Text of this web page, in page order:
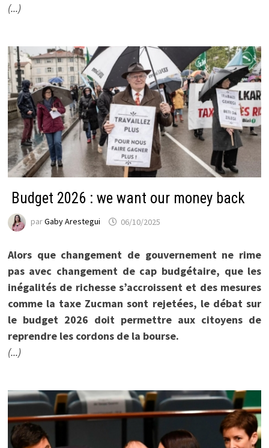
(...)
Budget 2026 : we want our money back
parGaby Arestegui 06/10/2025
Alors que changement de gouvernement ne rime
pas avec changement de cap budgétaire, que les
inégalités de richesse s’accroissent et des mesures
comme la taxe Zucman sont rejetées, le débat sur
le budget 2026 doit permettre aux citoyens de
reprendre les cordons de la bourse.
(...)